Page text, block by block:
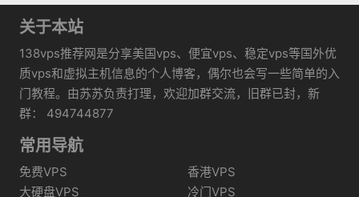
关于本站
138vps推荐网是分享美国vps、便宜vps、稳定vps等国外优
质vps和虚拟主机信息的个人博客，偶尔也会写一些简单的入
门教程。由苏苏负责打理，欢迎加群交流，旧群已封，新
群： 494744877
常用导航
免费VPS
香港VPS
大硬盘VPS
冷门VPS